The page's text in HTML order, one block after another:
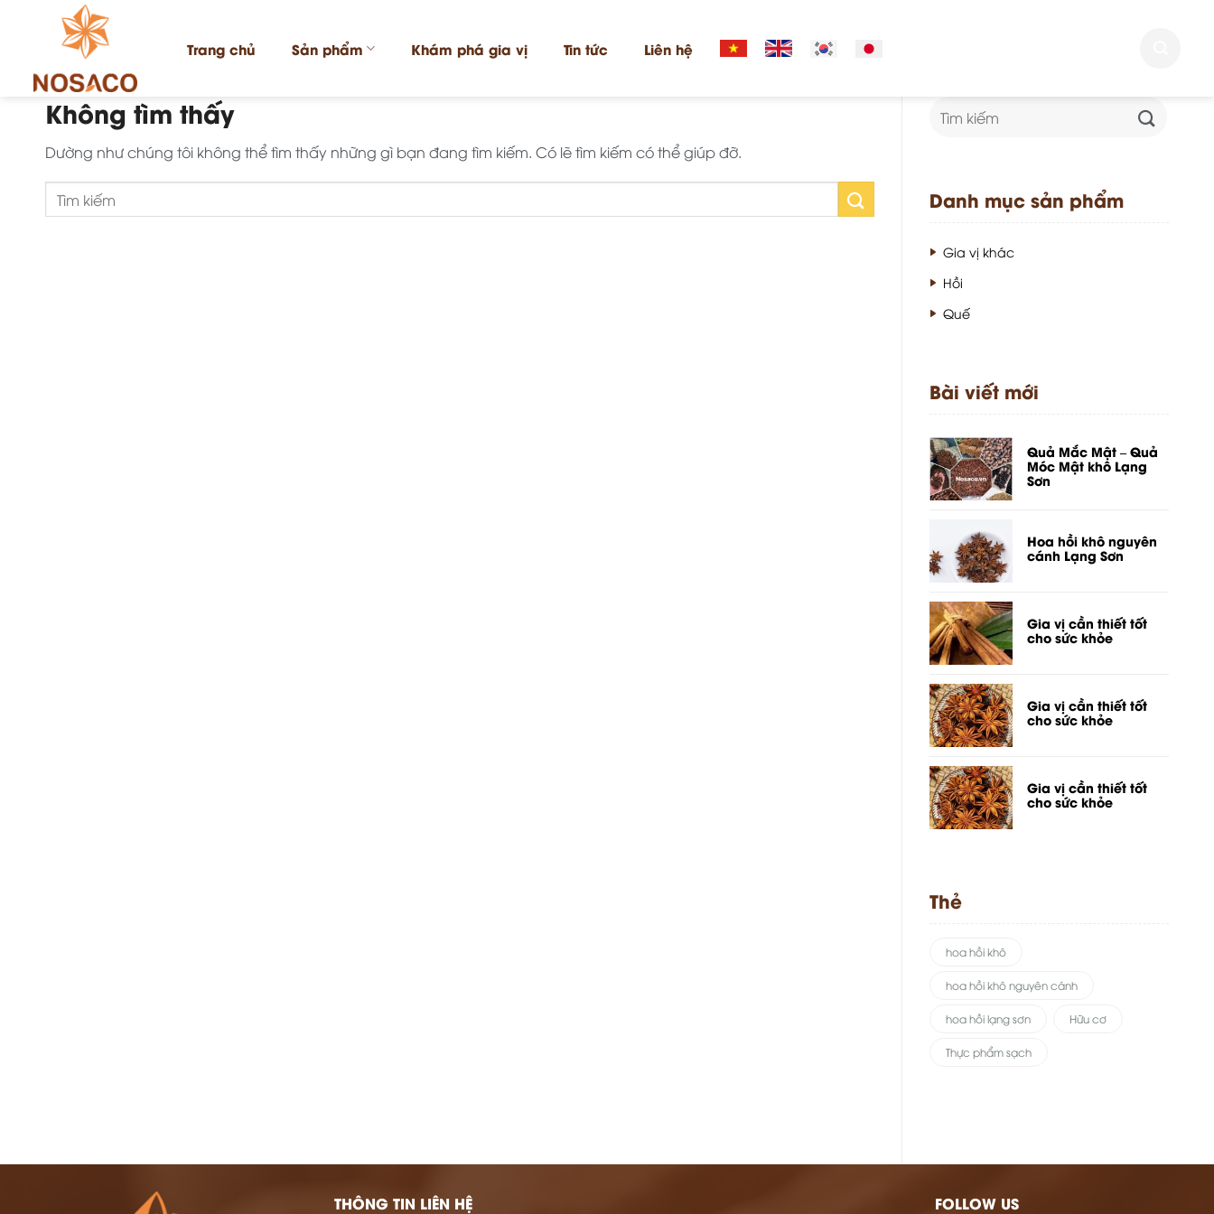
dung
Trang chủ Sản phẩm Khám phá gia vị Tin tức Liên hệ
Không tìm thấy
Dường như chúng tôi không thể tìm thấy những gì bạn đang tìm kiếm. Có lẽ tìm kiếm có thể giúp đỡ.
kiếm:
Danh mục sản phẩm
Gia vị khác
Hồi
Quế
Bài viết mới
Quả Mắc Mật – Quả
Móc Mật khô Lạng
Sơn
Hoa hồi khô nguyên
cánh Lạng Sơn
Gia vị cần thiết tốt
cho sức khỏe
Gia vị cần thiết tốt
cho sức khỏe
Gia vị cần thiết tốt
cho sức khỏe
Thẻ
hoa hồi khô
hoa hồi khô nguyên cánh
hoa hồi lạng sơn Hữu cơ
Thực phẩm sạch
THÔNG TIN LIÊN HỆ FOLLOW US